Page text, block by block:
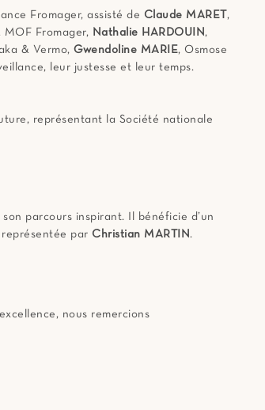
Fromager, assisté de Claude MARET,
, MOF Fromager, Nathalie HARDOUIN ,
& Vermo, Gwendoline MARIE, Osmose
leur justesse et leur temps.
représentant la Société nationale
son parcours inspirant. Il bénéficie d’un
représentée par Christian MARTIN .
nous remercions